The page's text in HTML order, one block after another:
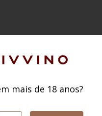
mais de 18 anos?